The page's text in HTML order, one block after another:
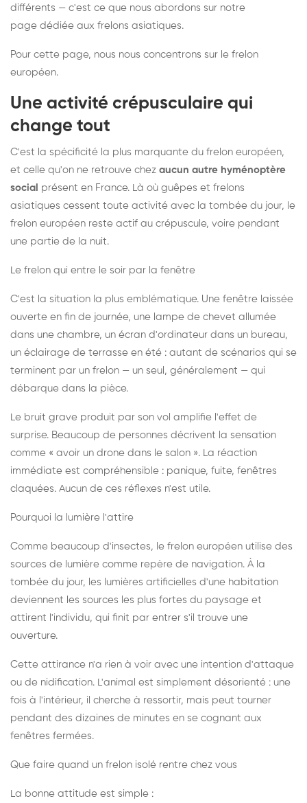
différents — c'est ce que nous abordons sur notre
page dédiée aux frelons asiatiques.
Pour cette page, nous nous concentrons sur le frelon
européen.
Une activité crépusculaire qui
change tout
C'est la spécificité la plus marquante du frelon européen,
et celle qu'on ne retrouve chez aucun autre hyménoptère
social présent en France. Là où guêpes et frelons
asiatiques cessent toute activité avec la tombée du jour, le
frelon européen reste actif au crépuscule, voire pendant
une partie de la nuit.
Le frelon qui entre le soir par la fenêtre
C'est la situation la plus emblématique. Une fenêtre laissée
ouverte en fin de journée, une lampe de chevet allumée
dans une chambre, un écran d'ordinateur dans un bureau,
un éclairage de terrasse en été : autant de scénarios qui se
terminent par un frelon — un seul, généralement — qui
débarque dans la pièce.
Le bruit grave produit par son vol amplifie l'effet de
surprise. Beaucoup de personnes décrivent la sensation
comme « avoir un drone dans le salon ». La réaction
immédiate est compréhensible : panique, fuite, fenêtres
claquées. Aucun de ces réflexes n'est utile.
Pourquoi la lumière l'attire
Comme beaucoup d'insectes, le frelon européen utilise des
sources de lumière comme repère de navigation. À la
tombée du jour, les lumières artificielles d'une habitation
deviennent les sources les plus fortes du paysage et
attirent l'individu, qui finit par entrer s'il trouve une
ouverture.
Cette attirance n'a rien à voir avec une intention d'attaque
ou de nidification. L'animal est simplement désorienté : une
fois à l'intérieur, il cherche à ressortir, mais peut tourner
pendant des dizaines de minutes en se cognant aux
fenêtres fermées.
Que faire quand un frelon isolé rentre chez vous
La bonne attitude est simple :